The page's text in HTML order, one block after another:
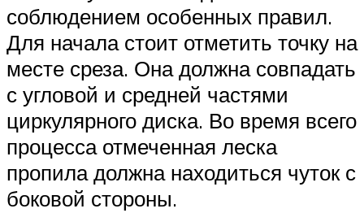
соблюдением особенных правил.
Для начала стоит отметить точку на
месте среза. Она должна совпадать
с угловой и средней частями
циркулярного диска. Во время всего
процесса отмеченная леска
пропила должна находиться чуток с
боковой стороны.